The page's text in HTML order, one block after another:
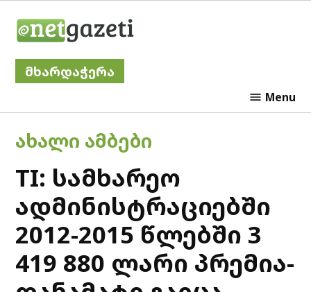
მხარდაჭერა
Menu
POSTED
ᲐᲮᲐᲚᲘ ᲐᲛᲑᲔᲑᲘ
TI: სამხარეო
ადმინისტრაციებში
2012-2015 წლებში 3
419 880 ლარი პრემია-